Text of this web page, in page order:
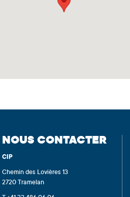
NOUS CONTACTER
CIP
Chemin des Lovières 13
2720 Tramelan